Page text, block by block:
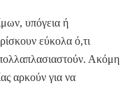
υπόγεια ή
εύκολα ό,τι
πολλαπλασιαστούν. Ακόμη
αρκούν για να